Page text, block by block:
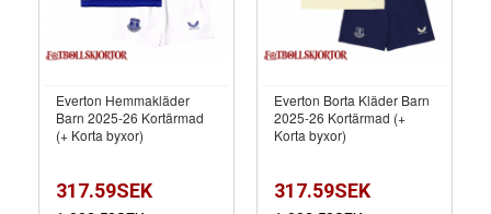
Everton Hemmakläder
Barn 2025-26 Kortärmad
(+ Korta byxor)
317.59SEK
Everton Borta Kläder Barn
2025-26 Kortärmad (+
Korta byxor)
317.59SEK